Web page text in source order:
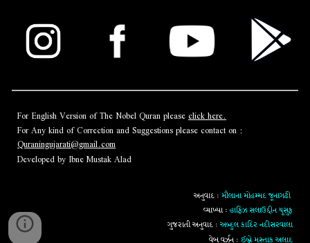
For English Version of The Nobel Quran pleaseclick here.
For Any kind of Correction and Suggestions please contact on :
Quraningujarati@gmail.com
Developed by Ibne Mustak Alad
અનુવાદ : મૌલાના મોહમ્મદ જૂનાગઢી
વ્યાખ્યા : હાફિઝ સલાઉદ્દીન યૂસુફ
ગુજરાતી અનુવાદ : અબ્દુલ કાદિર નદીસરવાલા
વેબ વર્ઝન : ઈબ્ને મુસ્તાક અલાદ